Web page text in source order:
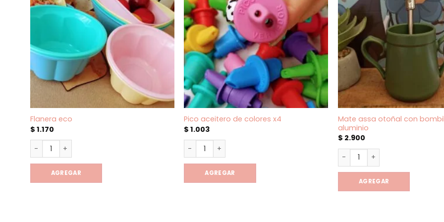
Flanera eco
$ 1.170
Flanera eco cantidad
AGREGAR
Pico aceitero de colores x4
$ 1.003
Pico aceitero de colores x4 cantidad
AGREGAR
Mate assa otoñal con
aluminio
$ 2.900
Mate assa otoñal con
AGREGAR